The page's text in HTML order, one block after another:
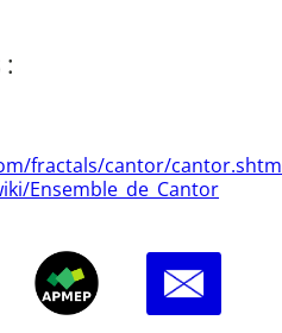
fractals/cantor/
Ensemble_de_Cantor